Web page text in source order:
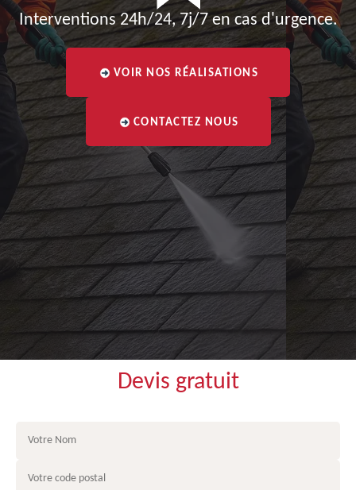
Interventions 24h/24, 7j/7 en cas d'urgence.
VOIR NOS RÉALISATIONS
CONTACTEZ NOUS
Devis gratuit